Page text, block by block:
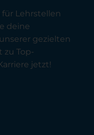
Lehrstellen
deine
gezielten
Top-
jetzt!